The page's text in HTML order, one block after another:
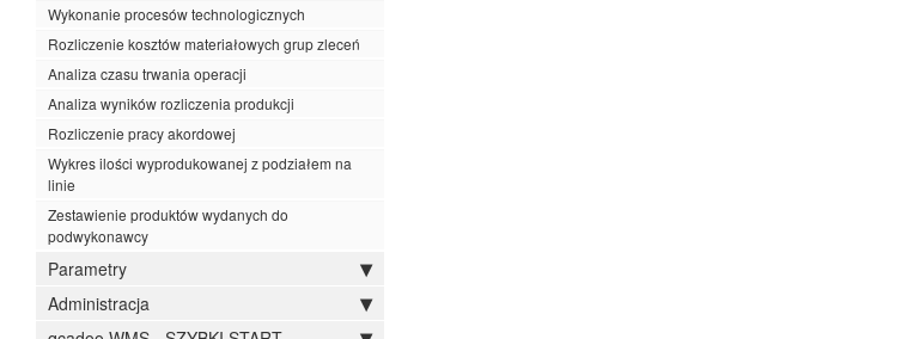
Wykonanie procesów technologicznych
Rozliczenie kosztów materiałowych grup zleceń
Analiza czasu trwania operacji
Analiza wyników rozliczenia produkcji
Rozliczenie pracy akordowej
Wykres ilości wyprodukowanej z podziałem na
linie
Zestawienie produktów wydanych do
podwykonawcy
Parametry
Administracja